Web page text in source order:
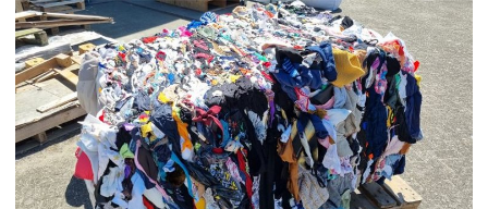
35
resultaten,
getoond
1
t/m
5